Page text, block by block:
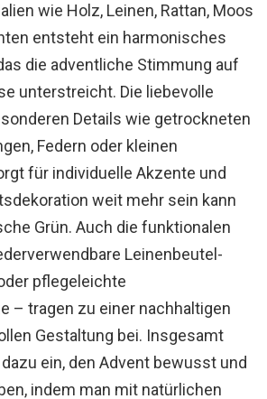
wie Holz, Leinen, Rattan, Moos
entsteht ein harmonisches
die adventliche Stimmung auf
unterstreicht. Die liebevolle
Details wie getrockneten
Federn oder kleinen
für individuelle Akzente und
weit mehr sein kann
Grün. Auch die funktionalen
Leinenbeutel-
pflegeleichte
– tragen zu einer nachhaltigen
Gestaltung bei. Insgesamt
ein, den Advent bewusst und
indem man mit natürlichen